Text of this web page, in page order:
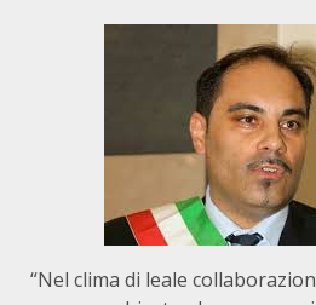
“Nel clima di leale